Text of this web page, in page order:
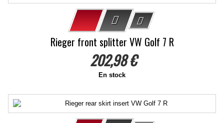
Rieger front splitter VW Golf 7 R
202,98 €
En stock